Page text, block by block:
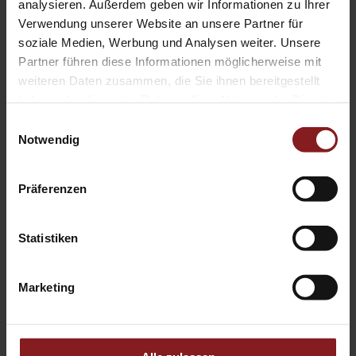
analysieren. Außerdem geben wir Informationen zu Ihrer
Verwendung unserer Website an unsere Partner für
soziale Medien, Werbung und Analysen weiter. Unsere
Partner führen diese Informationen möglicherweise mit
weiteren Daten zusammen, die Sie ihnen bereitgestellt
Notwendig
Präferenzen
Statistiken
Marketing
Schriftenreihen
Kulturelle Bildung
Wissenschaftliche Beiträge aus
Young Academics: KHSB-Schriften
zur gesellschaftlichen Teilhabe